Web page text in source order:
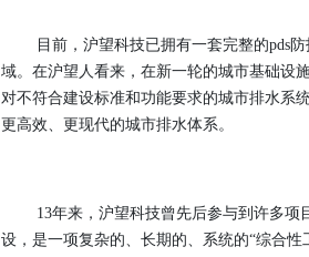
目前，沪望科技已拥有一套完整的pds
域。在沪望人看来，在新一轮的城市基础设
对不符合建设标准和功能要求的城市排水系
更高效、更现代的城市排水体系。
13年来，沪望科技曾先后参与到许多项
设，是一项复杂的、长期的、系统的“综合